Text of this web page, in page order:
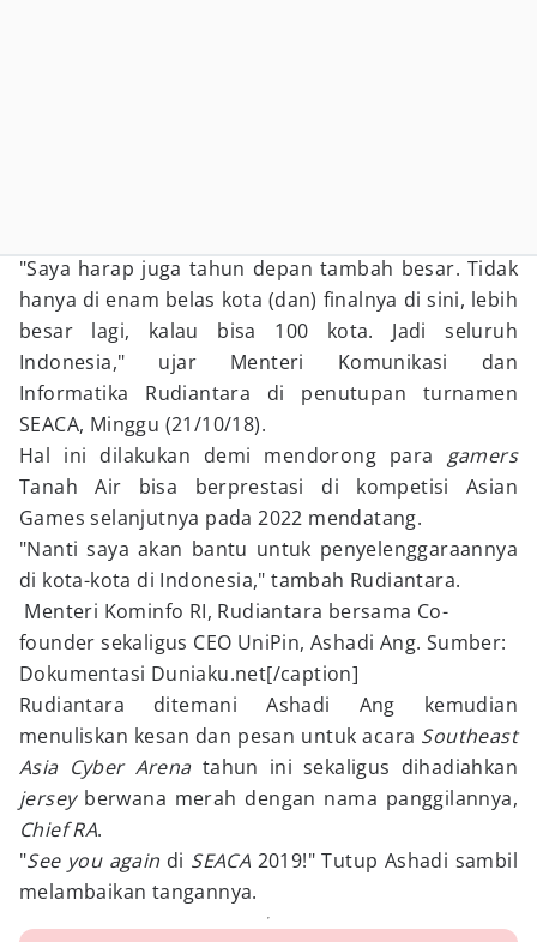
"Saya harap juga tahun depan tambah besar. Tidak
hanya di enam belas kota (dan) finalnya di sini, lebih
besar lagi, kalau bisa 100 kota. Jadi seluruh
Indonesia," ujar Menteri Komunikasi dan
Informatika Rudiantara di penutupan turnamen
SEACA, Minggu (21/10/18).
Hal ini dilakukan demi mendorong para
gamers
Tanah Air bisa berprestasi di kompetisi Asian
Games selanjutnya pada 2022 mendatang.
"Nanti saya akan bantu untuk penyelenggaraannya
di kota-kota di Indonesia," tambah Rudiantara.
Menteri Kominfo RI, Rudiantara bersama Co-
founder sekaligus CEO UniPin, Ashadi Ang. Sumber:
Dokumentasi Duniaku.net[/caption]
Rudiantara ditemani Ashadi Ang kemudian
menuliskan kesan dan pesan untuk acara Southeast
Asia Cyber Arena tahun ini sekaligus dihadiahkan
jersey berwana merah dengan nama panggilannya,
Chief RA.
"See you again di SEACA 2019!" Tutup Ashadi sambil
melambaikan tangannya.